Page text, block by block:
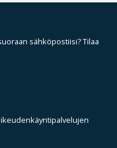
sähköpostiisi? Tilaa